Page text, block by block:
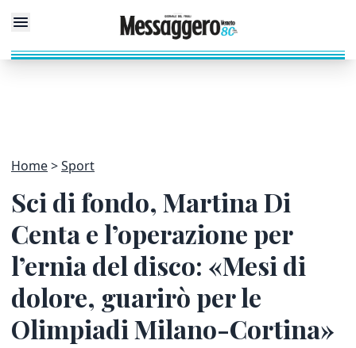
Home Sport
Sci di fondo, Martina Di
Centa e l’operazione per
l’ernia del disco: «Mesi di
dolore, guarirò per le
Olimpiadi Milano-Cortina»